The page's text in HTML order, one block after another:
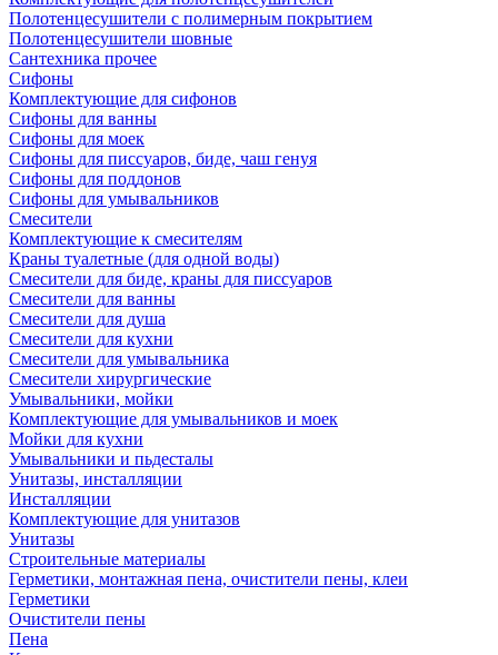
Полотенцесушители с полимерным покрытием
Полотенцесушители шовные
Сантехника прочее
Сифоны
Комплектующие для сифонов
Сифоны для ванны
Сифоны для моек
Сифоны для писсуаров, биде, чаш генуя
Сифоны для поддонов
Сифоны для умывальников
Смесители
Комплектующие к смесителям
Краны туалетные (для одной воды)
Смесители для биде, краны для писсуаров
Смесители для ванны
Смесители для душа
Смесители для кухни
Смесители для умывальника
Смесители хирургические
Умывальники, мойки
Комплектующие для умывальников и моек
Мойки для кухни
Умывальники и пьдесталы
Унитазы, инсталляции
Инсталляции
Комплектующие для унитазов
Унитазы
Строительные материалы
Герметики, монтажная пена, очистители пены, клеи
Герметики
Очистители пены
Пена